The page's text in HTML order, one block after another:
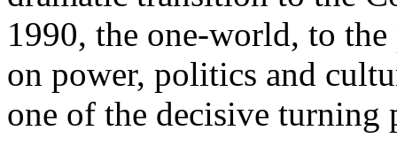
1990, the one-world, to the
on power, politics and
one of the decisive turning